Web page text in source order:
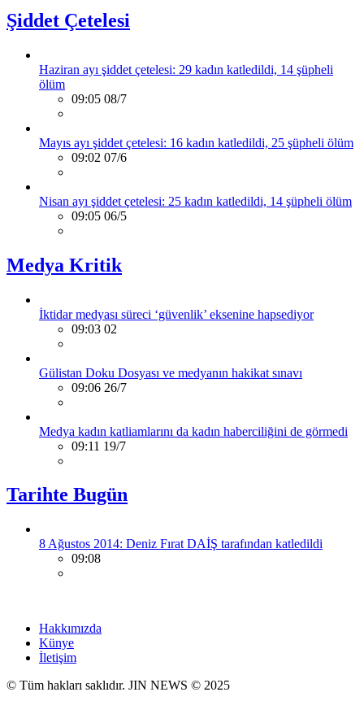
Şiddet Çetelesi
Haziran ayı şiddet çetelesi: 29 kadın katledildi, 14 şüpheli
ölüm
09:05 08/7
Mayıs ayı şiddet çetelesi: 16 kadın katledildi, 25 şüpheli ölüm
09:02 07/6
Nisan ayı şiddet çetelesi: 25 kadın katledildi, 14 şüpheli ölüm
09:05 06/5
Medya Kritik
İktidar medyası süreci ‘güvenlik’ eksenine hapsediyor
09:03 02
Gülistan Doku Dosyası ve medyanın hakikat sınavı
09:06 26/7
Medya kadın katliamlarını da kadın haberciliğini de görmedi
09:11 19/7
Tarihte Bugün
8 Ağustos 2014: Deniz Fırat DAİŞ tarafından katledildi
09:08
Hakkımızda
Künye
İletişim
© Tüm hakları saklıdır. JIN NEWS © 2025